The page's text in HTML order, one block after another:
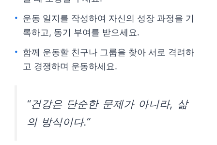
운동 일지를 작성하여 자신의 성장 과정을 기
록하고, 동기 부여를 받으세요.
함께 운동할 친구나 그룹을 찾아 서로 격려하
고 경쟁하며 운동하세요.
“건강은 단순한 문제가 아니라, 삶
의 방식이다.”